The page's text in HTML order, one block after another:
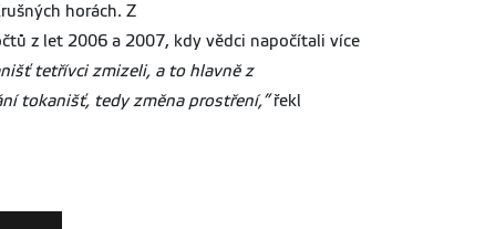
horách. Z
z let 2006 a 2007, kdy vědci napočítali více
tetřívci zmizeli, a to hlavně z
tokanišť, tedy změna prostření,”řekl